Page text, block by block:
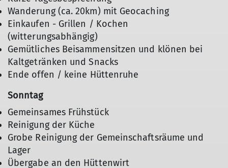
Wanderung (ca. 20km) mit Geocaching
Einkaufen - Grillen / Kochen
(witterungsabhängig)
Gemütliches Beisammensitzen und klönen bei
Kaltgetränken und Snacks
Ende offen / keine Hüttenruhe
Sonntag
Gemeinsames Frühstück
Reinigung der Küche
Grobe Reinigung der Gemeinschaftsräume und
Lager
Übergabe an den Hüttenwirt